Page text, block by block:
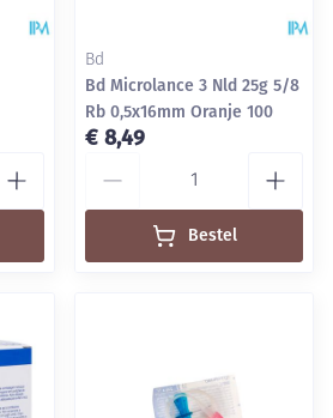
Bd
Bd Microlance 3 Nld 25g 5/8
Rb 0,5x16mm Oranje 100
€ 8,49
Bestel